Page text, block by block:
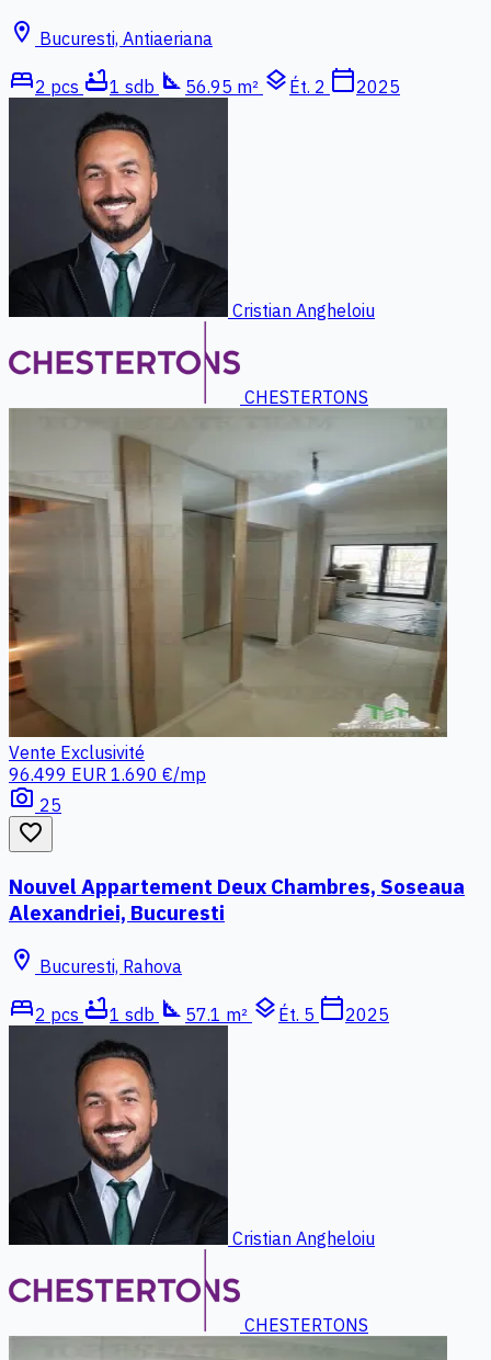
location_on Bucuresti, Antiaeriana
bed2 pcs bathtub1 sdb square_foot 56.95 m² layers Ét. 2 calendar_today2025
Cristian Angheloiu
CHESTERTONS
Vente Exclusivité
96.499 EUR 1.690 €/mp
photo_camera 25
favorite_border
Nouvel Appartement Deux Chambres, Soseaua
Alexandriei, Bucuresti
location_on Bucuresti, Rahova
bed2 pcs bathtub1 sdb square_foot 57.1 m² layers Ét. 5 calendar_today2025
Cristian Angheloiu
CHESTERTONS